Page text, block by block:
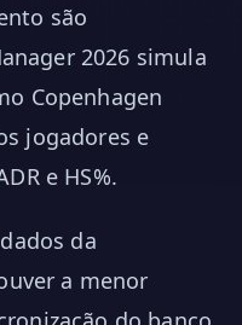
são
2026 simula
Copenhagen
jogadores e
e HS%.
da
a menor